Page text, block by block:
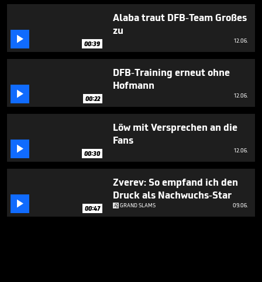
 00:39
Alaba traut DFB-Team Großes
zu
12.06.
 00:22
DFB-Training erneut ohne
Hofmann
12.06.
 00:30
Löw mit Versprechen an die
Fans
12.06.
 00:47
Zverev: So empfand ich den
Druck als Nachwuchs-Star
GRAND SLAMS 09.06.